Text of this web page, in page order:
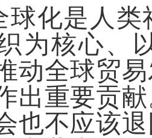
球化是人
为核心、
动全球贸
出重要贡
也不应该